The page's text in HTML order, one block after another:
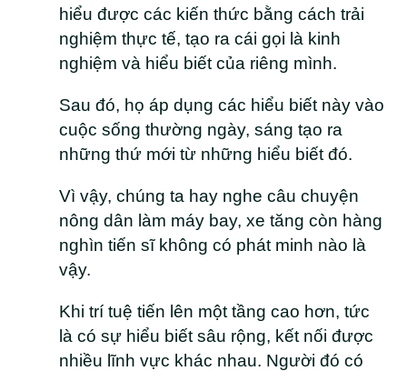
hiểu được các kiến thức bằng cách trải
nghiệm thực tế, tạo ra cái gọi là kinh
nghiệm và hiểu biết của riêng mình.
Sau đó, họ áp dụng các hiểu biết này vào
cuộc sống thường ngày, sáng tạo ra
những thứ mới từ những hiểu biết đó.
Vì vậy, chúng ta hay nghe câu chuyện
nông dân làm máy bay, xe tăng còn hàng
nghìn tiến sĩ không có phát minh nào là
vậy.
Khi trí tuệ tiến lên một tầng cao hơn, tức
là có sự hiểu biết sâu rộng, kết nối được
nhiều lĩnh vực khác nhau. Người đó có